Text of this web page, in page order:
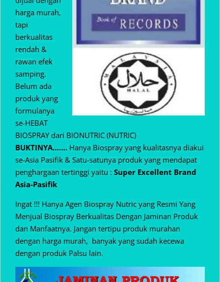
harga murah,
tapi
berkualitas
rendah &
rawan efek
samping.
Belum ada
produk yang
formulanya
se-HEBAT
BIOSPRAY dari BIONUTRIC (NUTRIC)
BUKTINYA……. Hanya Biospray yang kualitasnya diakui
se-Asia Pasifik & Satu-satunya produk yang mendapat
penghargaan tertinggi yaitu : Super Excellent Brand
Asia-Pasifik
Ingat !!! Hanya Agen Biospray Nutric yang Resmi Yang
Menjual Biospray Berkualitas Dengan Jaminan Produk
dan Manfaatnya. Jangan tertipu produk murahan
dengan harga murah, banyak yang sudah kecewa
dengan produk Palsu lain.